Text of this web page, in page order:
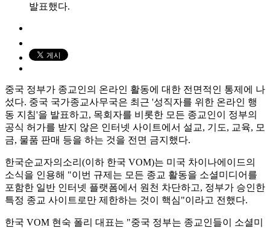
발표했다.
중국 정부가 종교인의 온라인 활동에 대한 전면적인 통제에 나
섰다. 중국 국가종교사무국은 최근 '성직자를 위한 온라인 행
동 지침'을 발표하고, 목회자를 비롯한 모든 종교인이 정부의
공식 허가를 받지 않은 인터넷 사이트에서 설교, 기도, 교육, 모
금, 물품 판매 등을 하는 것을 전면 금지했다.
한국순교자의소리(이하 한국 VOM)는 미국 차이나에이드의
소식을 인용해 "이번 규제는 모든 종교 활동을 소셜미디어를
포함한 일반 인터넷 플랫폼에서 원천 차단하고, 정부가 승인한
특정 종교 사이트로만 제한하는 것이 핵심"이라고 전했다.
한국 VOM 현숙 폴리 대표는 "중국 정부는 종교인들이 소셜미